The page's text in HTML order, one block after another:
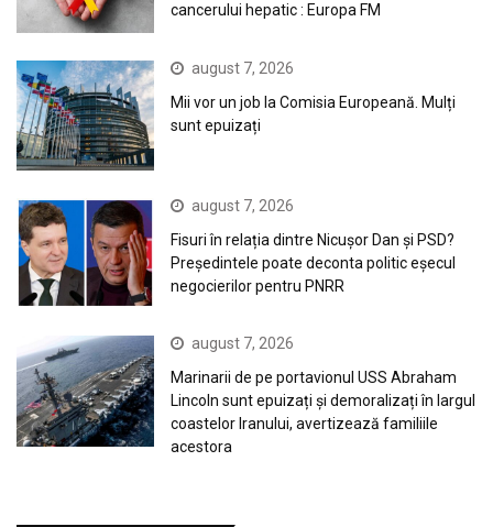
cancerului hepatic : Europa FM
august 7, 2026
Mii vor un job la Comisia Europeană. Mulți
sunt epuizați
august 7, 2026
Fisuri în relația dintre Nicușor Dan și PSD?
Președintele poate deconta politic eșecul
negocierilor pentru PNRR
august 7, 2026
Marinarii de pe portavionul USS Abraham
Lincoln sunt epuizați și demoralizați în largul
coastelor Iranului, avertizează familiile
acestora